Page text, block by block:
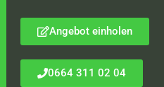
Angebot einholen
0664 311 02 04